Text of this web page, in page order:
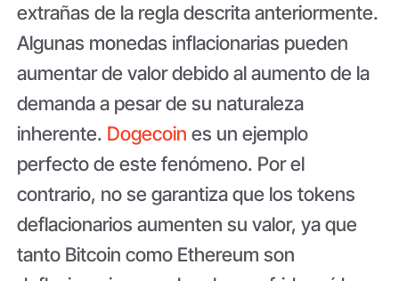
extrañas de la regla descrita anteriormente.
Algunas monedas inflacionarias pueden
aumentar de valor debido al aumento de la
demanda a pesar de su naturaleza
inherente. Dogecoin es un ejemplo
perfecto de este fenómeno. Por el
contrario, no se garantiza que los tokens
deflacionarios aumenten su valor, ya que
tanto Bitcoin como Ethereum son